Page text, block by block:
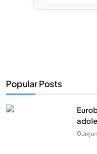
Popular Posts
Odix